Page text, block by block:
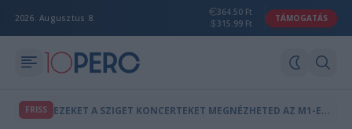
2026. Augusztus 8.
364.50 Ft
315.99 Ft
TÁMOGATÁS
FRISS E
ZEKET A SZIGET KONCERTEKET MEGNÉZHETED AZ M1-EN IS